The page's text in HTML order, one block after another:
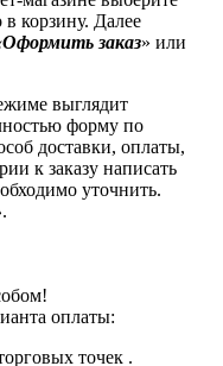
корзину. Далее
заказ» или
выглядит
форму по
доставки, оплаты,
к заказу написать
уточнить.
.
оплаты:
точек .